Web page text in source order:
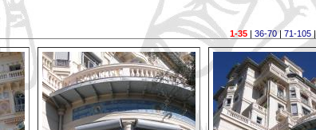
1-35| 36-70| 71-105